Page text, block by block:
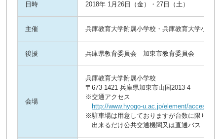
日時 2018年 1月26日（金）・27日（土）
主催 兵庫教育大学附属小学校・兵庫教育大学小学
後援 兵庫県教育委員会 加東市教育委員会
会場
兵庫教育大学附属小学校
〒673-1421 兵庫県加東市山国2013-4
※交通アクセス
http://www.hyogo-u.ac.jp/element/
※駐車場は用意しておりますが台数に限りが
出来るだけ公共交通機関又は直通バス（JR